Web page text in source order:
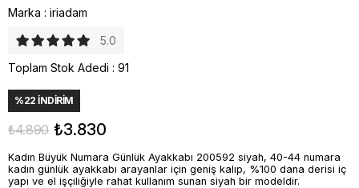
Marka : iriadam
5.0
Toplam Stok Adedi : 91
%22 İNDIRIM
₺4.890 ₺3.830
Kadın Büyük Numara Günlük Ayakkabı 200592 siyah, 40-44 numara
kadın günlük ayakkabı arayanlar için geniş kalıp, %100 dana derisi iç
yapı ve el işçiliğiyle rahat kullanım sunan siyah bir modeldir.